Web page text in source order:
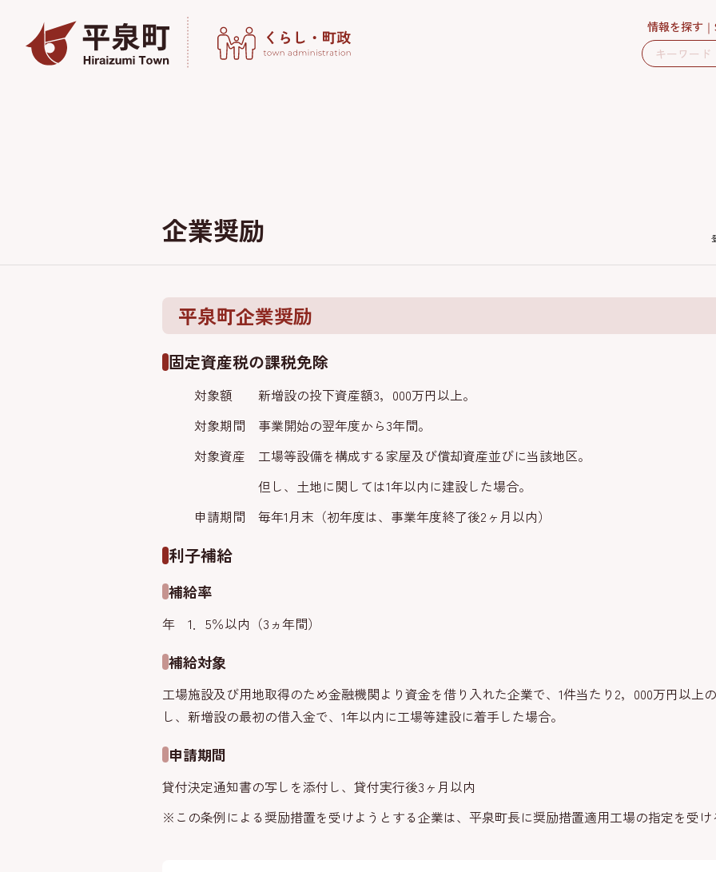
情報を探す
企業奨励
平泉町企業奨励
固定資産税の課税免除
対象額 新増設の投下資産額3，000万円以上。
対象期間 事業開始の翌年度から3年間。
対象資産 工場等設備を構成する家屋及び償却資産並びに当該地区。
但し、土地に関しては1年以内に建設した場合。
申請期間 毎年1月末（初年度は、事業年度終了後2ヶ月以内）
利子補給
補給率
年 1．5％以内（3ヵ年間）
補給対象
工場施設及び用地取得のため金融機関より資金を借り入れた企業で、1件当たり2，000万円以上
し、新増設の最初の借入金で、1年以内に工場等建設に着手した場合。
申請期間
貸付決定通知書の写しを添付し、貸付実行後3ヶ月以内
※この条例による奨励措置を受けようとする企業は、平泉町長に奨励措置適用工場の指定を受け